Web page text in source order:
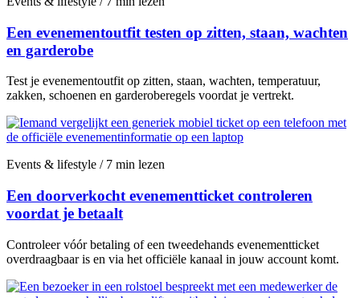
Een evenementoutfit testen op zitten, staan, wachten
en garderobe
Test je evenementoutfit op zitten, staan, wachten, temperatuur,
zakken, schoenen en garderoberegels voordat je vertrekt.
Events & lifestyle / 7 min lezen
Een doorverkocht evenementticket controleren
voordat je betaalt
Controleer vóór betaling of een tweedehands evenementticket
overdraagbaar is en via het officiële kanaal in jouw account komt.